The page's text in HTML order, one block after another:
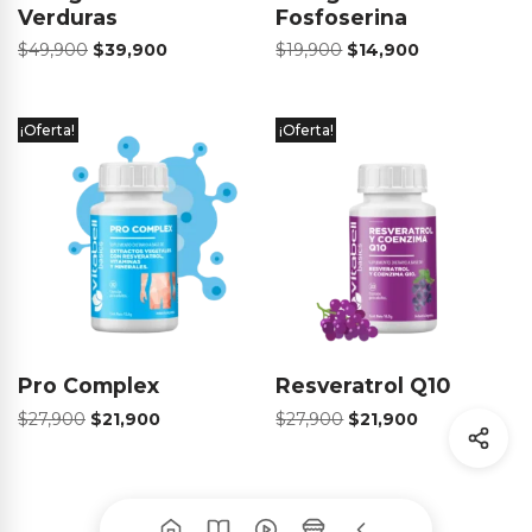
Verduras
$49,900 $39,900
Fosfoserina
$19,900 $14,900
¡Oferta!
Pro Complex
$27,900 $21,900
¡Oferta!
Resveratrol Q10
$27,900 $21,900